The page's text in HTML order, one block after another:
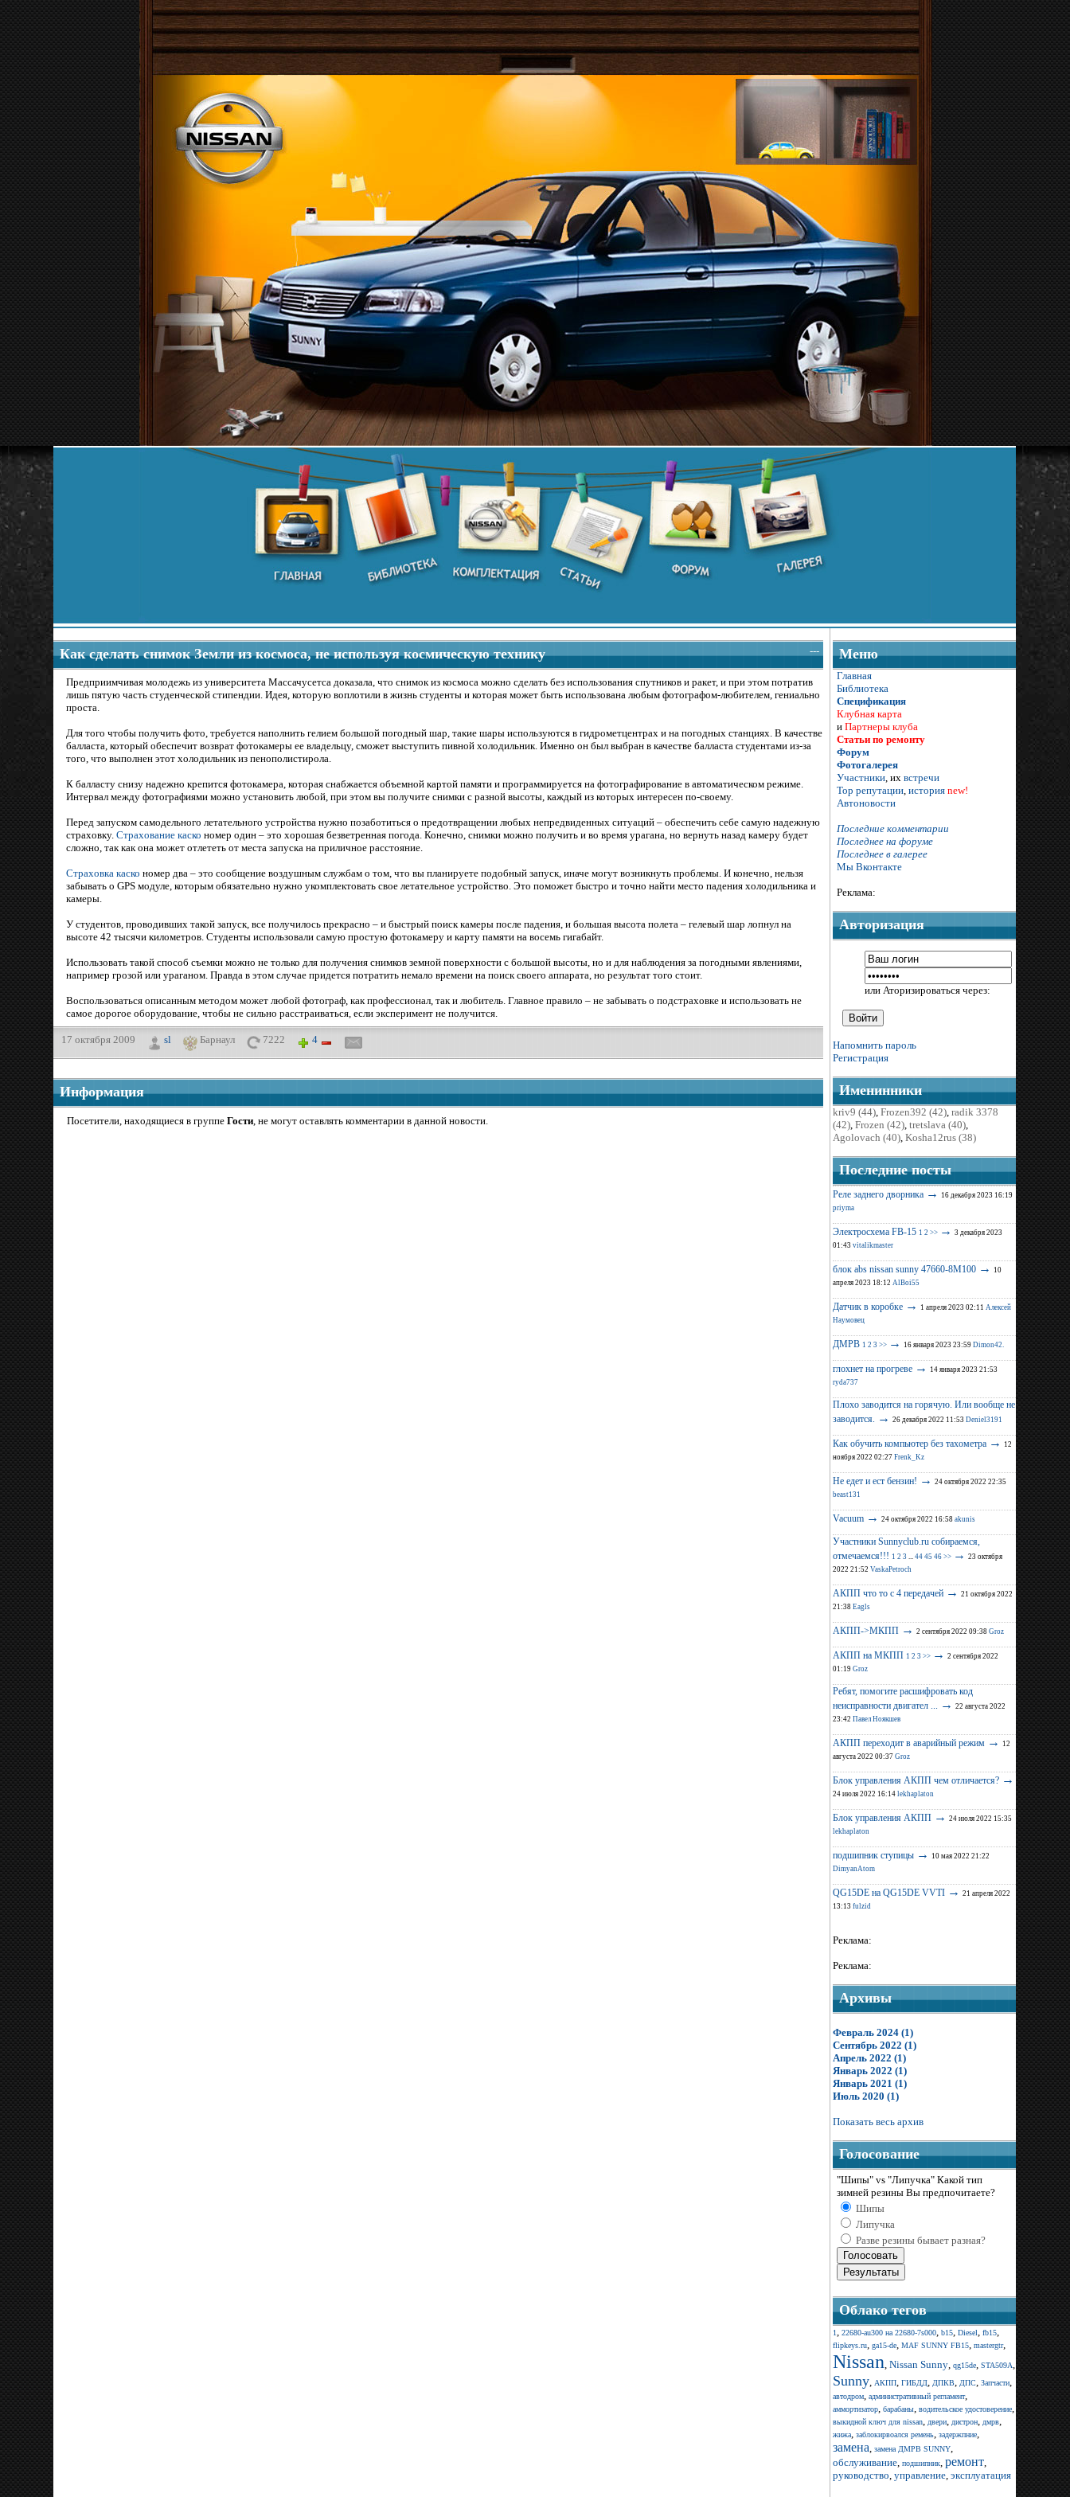
Как сделать снимок Земли из космоса, не используя космическую технику ---
Предприимчивая молодежь из университета Массачусетса доказала, что снимок из космоса можно сделать без использования спутников и ракет, и при этом потратив
лишь пятую часть студенческой стипендии. Идея, которую воплотили в жизнь студенты и которая может быть использована любым фотографом-любителем, гениально
проста.
Для того чтобы получить фото, требуется наполнить гелием большой погодный шар, такие шары используются в гидрометцентрах и на погодных станциях. В качестве
балласта, который обеспечит возврат фотокамеры ее владельцу, сможет выступить пивной холодильник. Именно он был выбран в качестве балласта студентами из-за
того, что выполнен этот холодильник из пенополистирола.
К балласту снизу надежно крепится фотокамера, которая снабжается объемной картой памяти и программируется на фотографирование в автоматическом режиме.
Интервал между фотографиями можно установить любой, при этом вы получите снимки с разной высоты, каждый из которых интересен по-своему.
Перед запуском самодельного летательного устройства нужно позаботиться о предотвращении любых непредвиденных ситуаций – обеспечить себе самую надежную
страховку. Страхование каско номер один – это хорошая безветренная погода. Конечно, снимки можно получить и во время урагана, но вернуть назад камеру будет
сложно, так как она может отлететь от места запуска на приличное расстояние.
Страховка каско номер два – это сообщение воздушным службам о том, что вы планируете подобный запуск, иначе могут возникнуть проблемы. И конечно, нельзя
забывать о GPS модуле, которым обязательно нужно укомплектовать свое летательное устройство. Это поможет быстро и точно найти место падения холодильника и
камеры.
У студентов, проводивших такой запуск, все получилось прекрасно – и быстрый поиск камеры после падения, и большая высота полета – гелевый шар лопнул на
высоте 42 тысячи километров. Студенты использовали самую простую фотокамеру и карту памяти на восемь гигабайт.
Использовать такой способ съемки можно не только для получения снимков земной поверхности с большой высоты, но и для наблюдения за погодными явлениями,
например грозой или ураганом. Правда в этом случае придется потратить немало времени на поиск своего аппарата, но результат того стоит.
Воспользоваться описанным методом может любой фотограф, как профессионал, так и любитель. Главное правило – не забывать о подстраховке и использовать не
самое дорогое оборудование, чтобы не сильно расстраиваться, если эксперимент не получится.
17 октября 2009 sl Барнаул 7222 4
Информация
Посетители, находящиеся в группе Гости , не могут оставлять комментарии в данной новости.
Меню
Главная
Библиотека
Спецификация
Клубная карта
и Партнеры клуба
Статьи по ремонту
Форум
Фотогалерея
Участники , их встречи
Тор репутации история new!
Автоновости
Последние комментарии
Последнее на форуме
Последнее в галерее
Мы Вконтакте
Реклама:
Авторизация
или Аторизироваться через:
Напомнить пароль
Регистрация
Именинники
kriv9 (44) Frozen392 (42) radik 3378
(42) Frozen (42) tretslava (40)
Agolovach (40) Kosha12rus (38)
Последние поcты
Реле заднего дворника →
16 декабря 2023 16:19
priyma
Электросхема FB-15 1 2 >> → 3 декабря 2023
01:43 vitalikmaster
блок abs nissan sunny 47660-8M100 →
10
апреля 2023 18:12 AlBoi55
Датчик в коробке → 1 апреля 2023 02:11 Алексей
Наумовец
ДМРВ 1 2 3 >> → 16 января 2023 23:59 Dimon42.
глохнет на прогреве →
14 января 2023 21:53
ryda737
Плохо заводится на горячую. Или вообще не
заводится.
→ 26 декабря 2022 11:53 Deniel3191
Как обучить компьютер без тахометра →
12
ноября 2022 02:27 Frenk_Kz
Не едет и ест бензин! → 24 октября 2022 22:35
beast131
Vacuum → 24 октября 2022 16:58 akunis
Участники Sunnyclub.ru собираемся,
отмечаемся!!! 1 2 3 44 45 46 >> → 23 октября
2022 21:52 VaskaPetroch
АКПП что то с 4 передачей → 21 октября 2022
21:38 Eagls
АКПП->МКПП → 2 сентября 2022 09:38 Groz
АКПП на МКПП 1 2 3 >> → 2 сентября 2022
01:19 Groz
Ребят, помогите расшифровать код
неисправности двигател ...
→ 22 августа 2022
23:42 Павел Ноякшев
АКПП переходит в аварийный режим →
12
августа 2022 00:37 Groz
Блок управления АКПП чем отличается? →
24 июля 2022 16:14 lekhaplaton
Блок управления АКПП → 24 июля 2022 15:35
lekhaplaton
подшипник ступицы →
10 мая 2022 21:22
DimyanAtom
QG15DE на QG15DE VVTI → 21 апреля 2022
13:13 fulzid
Реклама:
Реклама:
Архивы
Февраль 2024 (1)
Сентябрь 2022 (1)
Апрель 2022 (1)
Январь 2022 (1)
Январь 2021 (1)
Июль 2020 (1)
Показать весь архив
Голосование
"Шипы" vs "Липучка" Какой тип
зимней резины Вы предпочитаете?
Шипы
Липучка
Разве резины бывает разная?
Облако тегов
1 22680-au300 на 22680-7s000 b15 Diesel fb15
flipkeys.ru ga15-de MAF SUNNY FB15 mastergtr,
Nissan Nissan Sunny qg15de STA509A
Sunny АКПП ГИБДД ДПКВ ДПС Запчасти
автодром административный регламент,
аммортизатор барабаны водительское удостоверение
выкидной ключ для nissan двери дистрон дмрв
жижа заблокирвоался ремень задержпние
замена замена ДМРВ SUNNY
обслуживание подшипник ремонт
руководство управление эксплуатация